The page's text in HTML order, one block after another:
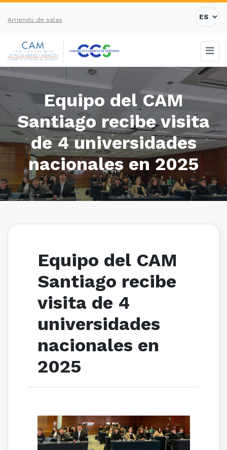
Arriendo de salas
Equipo del CAM
Santiago recibe visita
de 4 universidades
nacionales en 2025
Equipo del CAM
Santiago recibe
visita de 4
universidades
nacionales en
2025